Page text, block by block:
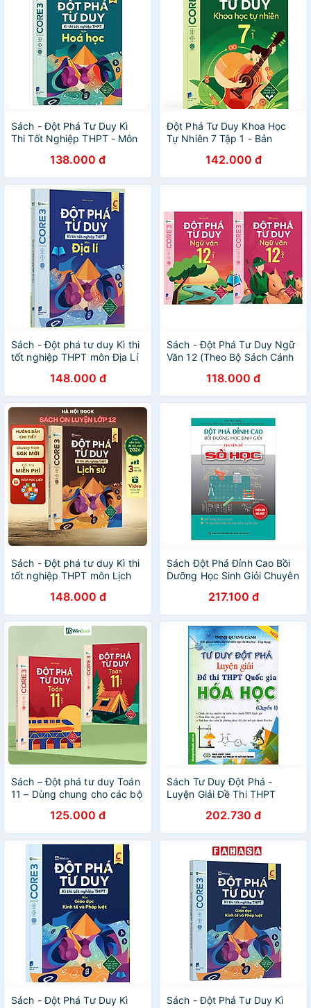
Sách - Đột Phá Tư Duy Kì
Thi Tốt Nghiệp THPT - Môn
138.000 đ
Đột Phá Tư Duy Khoa Học
Tự Nhiên 7 Tập 1 - Bản
142.000 đ
Sách - Đột phá tư duy Kì thi
tốt nghiệp THPT môn Địa Lí
148.000 đ
Sách - Đột Phá Tư Duy Ngữ
Văn 12 (Theo Bộ Sách Cánh
118.000 đ
Sách - Đột phá tư duy Kì thi
tốt nghiệp THPT môn Lịch
148.000 đ
Sách Đột Phá Đỉnh Cao Bồi
Dưỡng Học Sinh Giỏi Chuyên
217.100 đ
Sách – Đột phá tư duy Toán
11 – Dùng chung cho các bộ
125.000 đ
Sách Tư Duy Đột Phá -
Luyện Giải Đề Thi THPT
202.730 đ
Sách - Đột Phá Tư Duy Kì
Sách - Đột Phá Tư Duy Kì